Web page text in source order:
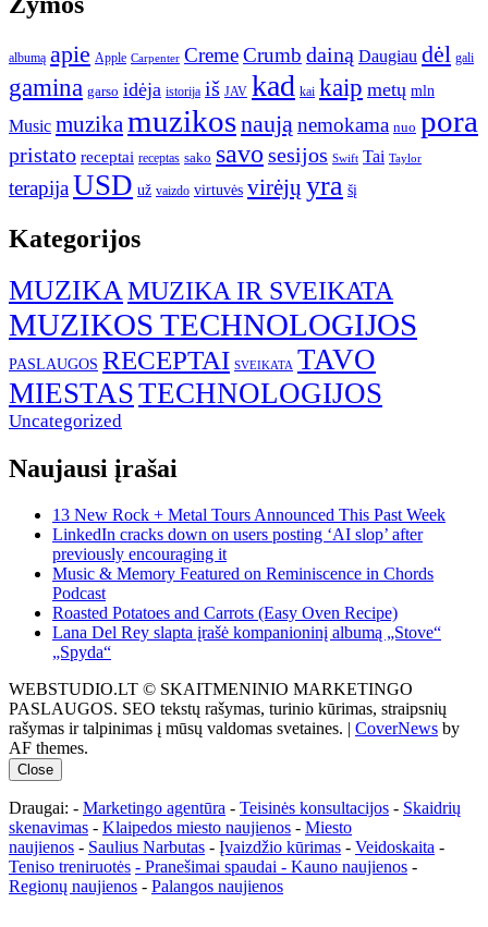
albumą apie Apple Carpenter CremeCrumb dainą Daugiau dėl gali
gamina garso idėja istorija iš JAV kad kai kaip metų mln
Music muzika muzikosnaują nemokama nuo pora
pristato receptai receptas sako savo sesijos Swift Tai Taylor
terapijaUSD už vaizdo virtuvės virėjų yra šį
Kategorijos
MUZIKAMUZIKA IR SVEIKATA
MUZIKOS TECHNOLOGIJOS
PASLAUGOS RECEPTAI SVEIKATA TAVO
MIESTASTECHNOLOGIJOS
Uncategorized
Naujausi įrašai
13 New Rock + Metal Tours Announced This Past Week
LinkedIn cracks down on users posting ‘AI slop’ after
previously encouraging it
Music & Memory Featured on Reminiscence in Chords
Podcast
Roasted Potatoes and Carrots (Easy Oven Recipe)
Lana Del Rey slapta įrašė kompanioninį albumą „Stove“
„Spyda“
WEBSTUDIO.LT © SKAITMENINIO MARKETINGO
PASLAUGOS. SEO tekstų rašymas, turinio kūrimas, straipsnių
rašymas ir talpinimas į mūsų valdomas svetaines. | CoverNews by
AF themes.
Close
Draugai: - Marketingo agentūra - Teisinės konsultacijos - Skaidrių
skenavimas - Klaipedos miesto naujienos - Miesto
naujienos - Saulius Narbutas - Įvaizdžio kūrimas - Veidoskaita -
Teniso treniruotės - Pranešimai spaudai - Kauno naujienos -
Regionų naujienos - Palangos naujienos